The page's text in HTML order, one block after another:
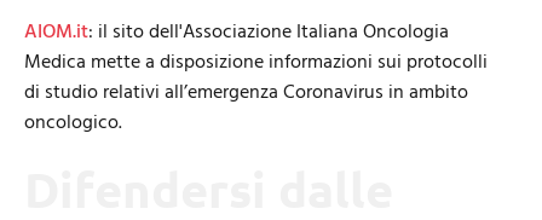
AIOM.it: il sito dell'Associazione Italiana Oncologia
Medica mette a disposizione informazioni sui protocolli
di studio relativi all’emergenza Coronavirus in ambito
oncologico.